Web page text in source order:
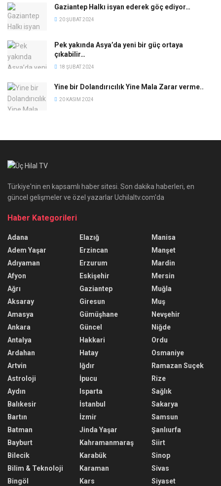
Gaziantep Halkı isyan ederek göç ediyor…
20 ŞUBAT 2024
Pek yakında Asya’da yeni bir güç ortaya
çıkabilir…
18 ŞUBAT 2024
Yine bir Dolandırıcılık Yine Mala Zarar verme..
20 KASIM 2024
Türkiye'nin en kapsamlı haber sitesi. Son dakika haberleri, en
güncel gelişmeler ve özel yazarlar Uchilaltv.com'da
Haber Kategorileri
Adana
Adem Yaşar
Adıyaman
Afyon
Ağrı
Aksaray
Amasya
Ankara
Antalya
Ardahan
Artvin
Astroloji
Aydın
Balıkesir
Bartın
Batman
Bayburt
Bilecik
Bilim & Teknoloji
Bingöl
Elazığ
Erzincan
Erzurum
Eskişehir
Gaziantep
Giresun
Gümüşhane
Güncel
Hakkari
Hatay
Iğdır
İpucu
Isparta
İstanbul
İzmir
Jinda Yaşar
Kahramanmaraş
Karabük
Karaman
Kars
Manisa
Manşet
Mardin
Mersin
Muğla
Muş
Nevşehir
Niğde
Ordu
Osmaniye
Ramazan Suçek
Rize
Sağlık
Sakarya
Samsun
Şanlıurfa
Siirt
Sinop
Sivas
Siyaset